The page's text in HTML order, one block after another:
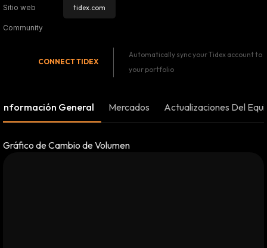
Sitio web tidex.com
Community
CONNECTTIDEX
Automatically sync your Tidex account to
your portfolio
Información General Mercados Actualizaciones Del
Gráfico de Cambio de Volumen